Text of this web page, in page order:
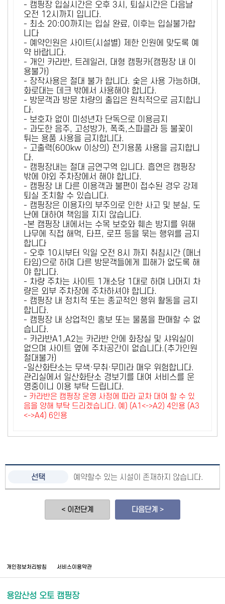
- 캠핑장 입실시간은 오후 3시, 퇴실시간은 다음날
오전 12시까지 입니다.
- 최소 20:00까지는 입실 완료, 이후는 입실불가합
니다
- 예약인원은 사이트(시설별) 제한 인원에 맞도록 예
약 바랍니다.
- 개인 카라반, 트레일러, 대형 캠핑카(캠핑장 내 이
용불가)
- 장작사용은 절대 불가 합니다. 숯은 사용 가능하며,
화로대는 데크 밖에서 사용해야 합니다.
- 방문객과 방문 차량의 출입은 원칙적으로 금지합니
다.
- 보호자 없이 미성년자 단독으로 이용금지
- 과도한 음주, 고성방가, 폭죽,스파클라 등 불꽃이
튀는 용품 사용을 금지합니다.
- 고출력(600kw 이상의) 전기용품 사용을 금지합니
다.
- 캠핑장내는 절대 금연구역 입니다. 흡연은 캠핑장
밖에 야외 주차장에서 해야 합니다.
- 캠핑장 내 다른 이용객과 불편이 접수된 경우 강제
퇴실 조치할 수 있습니다.
- 캠핑장은 이용자의 부주의로 인한 사고 및 분실, 도
난에 대하여 책임을 지지 않습니다.
-본 캠핑장 내에서는 수목 보호와 훼손 방지를 위해
나무에 직접 해먹, 타프, 로프 등을 묶는 행위를 금지
합니다
- 오후 10시부터 익일 오전 8시 까지 취침시간 (매너
타임)으로 하며 다른 방문객들에게 피해가 없도록 해
야 합니다.
- 차량 주차는 사이트 1개소당 1대로 하며 나머지 차
량은 외부 주차장에 주차하셔야 합니다.
- 캠핑장 내 정치적 또는 종교적인 행위 활동을 금지
합니다.
- 캠핑장 내 상업적인 홍보 또는 물품을 판매할 수 없
습니다.
- 카라반A1,A2는 카라반 안에 화장실 및 샤워실이
없으며 사이트 옆에 주차공간이 없습니다.(추가인원
절대불가)
-일산화탄소는 무색·무취·무미라 매우 위험합니다.
관리실에서 일산화탄소 경보기를 대여 서비스를 운
영중이니 이용 부탁 드립니다.
- 카라반은 캠핑장 운영 사정에 따라 교차 대여 할 수 있
음을 양해 부탁 드리겠습니다. 예) (A1<->A2) 4인용 (A3
<->A4) 6인용
예약할수 있는 시설이 존재하지 않습니다.
< 이전단계 다음단계 >
개인정보처리방침 서비스이용약관
용암산성 오토 캠핑장